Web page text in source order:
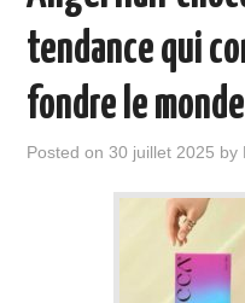
DIGITAL
INTERNATIONAL
A PROPOS
tendance qui
fondre le
Posted on30 juillet 2025 by